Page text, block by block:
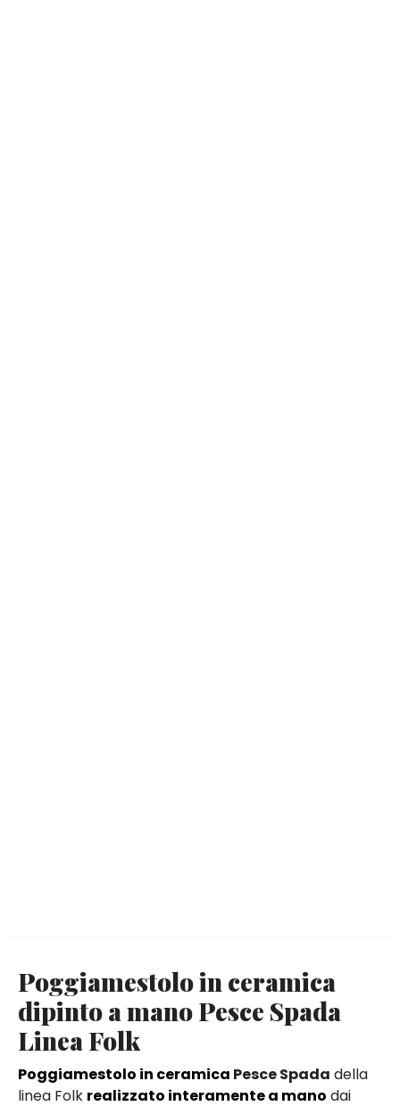
Poggiamestolo in ceramica
dipinto a mano Pesce Spada
Linea Folk
Poggiamestolo in ceramica Pesce Spada della
linea Folk realizzato interamente a mano dai